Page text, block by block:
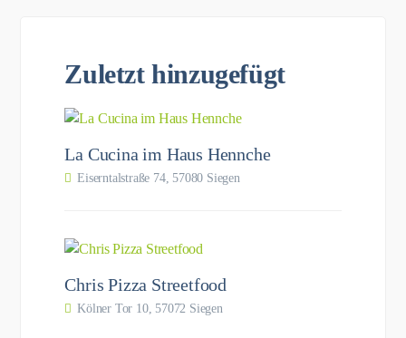
Zuletzt hinzugefügt
La Cucina im Haus Hennche
Eiserntalstraße 74, 57080 Siegen
Chris Pizza Streetfood
Kölner Tor 10, 57072 Siegen